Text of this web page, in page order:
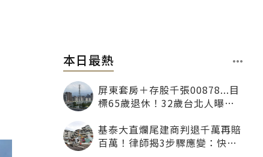
本日最熱
屏東套房＋存股千張00878...目
標65歲退休！32歲台北人曝：
基泰大直爛尾建商判退千萬再賠
百萬！律師揭3步驟應變：快通